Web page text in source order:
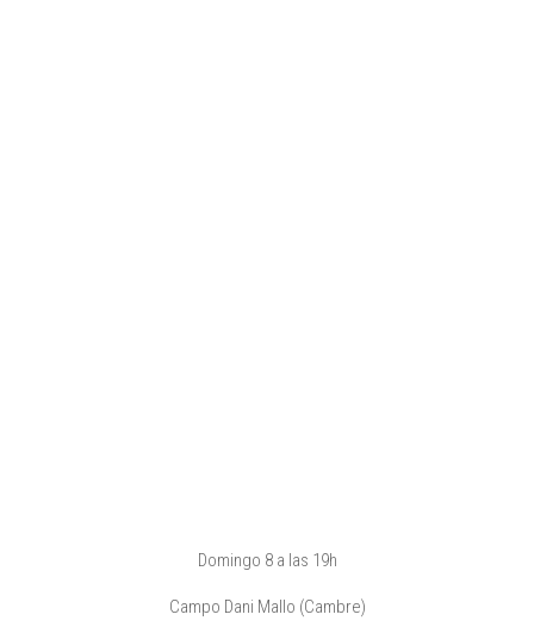
Domingo 8 a las 19h
Campo Dani Mallo (Cambre)